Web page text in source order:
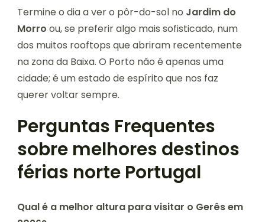
Termine o dia a ver o pôr-do-sol no Jardim do
Morro ou, se preferir algo mais sofisticado, num
dos muitos rooftops que abriram recentemente
na zona da Baixa. O Porto não é apenas uma
cidade; é um estado de espírito que nos faz
querer voltar sempre.
Perguntas Frequentes
sobre melhores destinos
férias norte Portugal
Qual é a melhor altura para visitar o Gerês em